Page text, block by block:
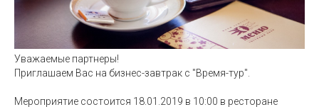
Уважаемые партнеры!
Приглашаем Вас на бизнес-завтрак с "Время-тур".
Мероприятие состоится 18.01.2019 в 10:00 в ресторане